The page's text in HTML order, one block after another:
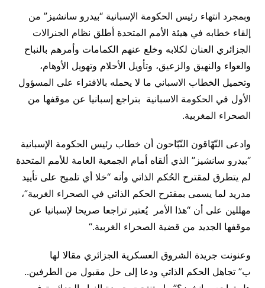
وبمجرد انتهاء رئيس الحكومة الإسبانية “بيدرو سانشيز” من
إلقاء خطابه في هيئة الأمم المتحدة أطلق نظام الجنرالات
الجزائري العنان لكلابه وخلع عنهم الكمامات وأمرهم بالنباح
والعواء والنهيق والزعيق، وتأويل الأحلام وتهويل الأوهام،
وتحميل الخطاب الاسباني ما لا يحمله بالافتراء على المسؤول
الأول في الحكومة الاسبانية بتراجع إسبانيا عن موقفها من
الصحراء المغربية.
وادعى النّهّاقون النّبّاحون أن خطاب رئيس الحكومة الإسبانية
“بيدرو سانشيز” الذي ألقاه أمام الجمعية العامة للأمم المتحدة
لم يتطرق لمقترح الحُكم الذاتي وأنه “خلا أي تلميح على تأييد
مدريد لما يسمى بمقترح الحكم الذاتي في الصحراء الغربية”،
مهللين على أن “هذا الأمر يُعتبر تراجعا صريحا لإسبانيا عن
موقفها الجديد من قضية الصحراء الغربية.
“
وعنونت جريدة الشروق العسكرية الجزائري مقالا لها
ب” تجاهل الحكم الذاتي ودعا إلى حل مقبول من الطرفين..